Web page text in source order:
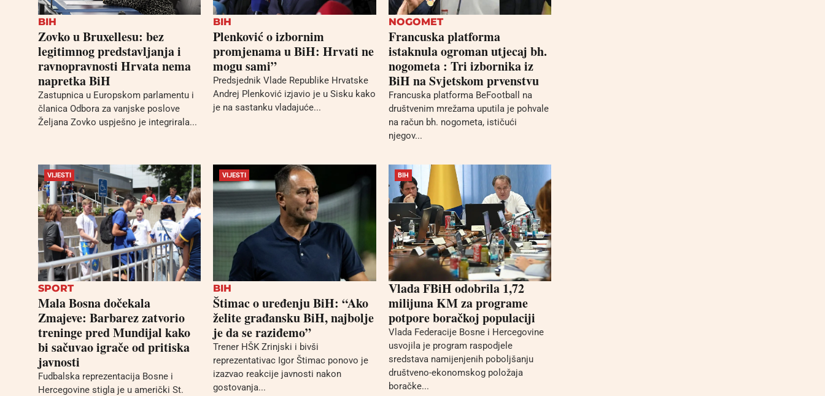
BIH
Zovko u Bruxellesu: bez
legitimnog predstavljanja i
ravnopravnosti Hrvata nema
napretka BiH
Zastupnica u Europskom parlamentu i
članica Odbora za vanjske poslove
Željana Zovko uspješno je integrirala...
BIH
Plenković o izbornim
promjenama u BiH: Hrvati ne
mogu sami”
Predsjednik Vlade Republike Hrvatske
Andrej Plenković izjavio je u Sisku kako
je na sastanku vladajuće...
NOGOMET
Francuska platforma
istaknula ogroman utjecaj bh.
nogometa : Tri izbornika iz
BiH na Svjetskom prvenstvu
Francuska platforma BeFootball na
društvenim mrežama uputila je pohvale
na račun bh. nogometa, ističući
njegov...
VIJESTI
SPORT
Mala Bosna dočekala
Zmajeve: Barbarez zatvorio
treninge pred Mundijal kako
bi sačuvao igrače od pritiska
javnosti
Fudbalska reprezentacija Bosne i
Hercegovine stigla je u američki St.
VIJESTI
BIH
Štimac o uređenju BiH: “Ako
želite građansku BiH, najbolje
je da se raziđemo”
Trener HŠK Zrinjski i bivši
reprezentativac Igor Štimac ponovo je
izazvao reakcije javnosti nakon
gostovanja...
BIH
Vlada FBiH odobrila 1,72
milijuna KM za programe
potpore boračkoj populaciji
Vlada Federacije Bosne i Hercegovine
usvojila je program raspodjele
sredstava namijenjenih poboljšanju
društveno-ekonomskog položaja
boračke...